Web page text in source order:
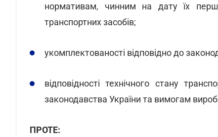
нормативам, чинним на дату їх
транспортних засобів;
укомплектованості відповідно до
відповідності технічного стану
законодавства України та вимогам
ПРОТЕ: